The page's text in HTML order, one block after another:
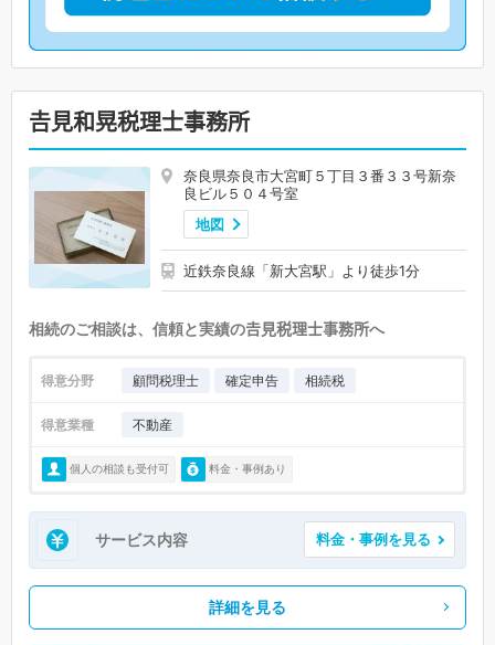
𠮷見和晃税理士事務所
奈良県奈良市大宮町５丁目３番３３号新奈
良ビル５０４号室
地図
近鉄奈良線「新大宮駅」より徒歩1分
相続のご相談は、信頼と実績の𠮷見税理士事務所へ
得意分野 顧問税理士 確定申告 相続税
得意業種 不動産
個人の相談も受付可 料金・事例あり
サービス内容 料金・事例を見る
詳細を見る